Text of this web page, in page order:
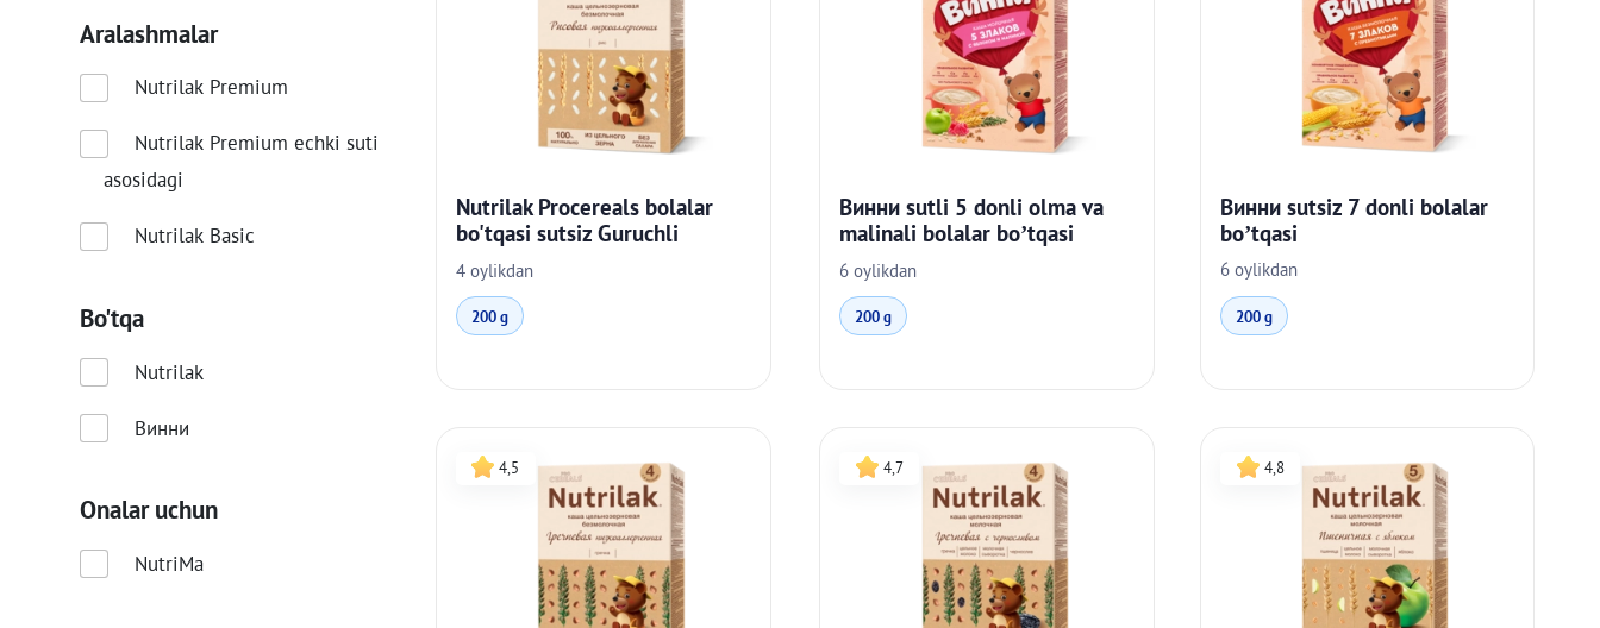
Аralashmalar
Nutrilak Premium
Nutrilak Premium echki suti
asosidagi
Nutrilak Basic
Bo'tqa
Nutrilak
Винни
Onalar uchun
NutriMa
Nutrilak Procereals bolalar
bo'tqasi sutsiz Guruchli
4 oylikdan
200 g
Винни sutli 5 donli olma va
malinali bolalar bo’tqasi
6 oylikdan
200 g
Винни sutsiz 7 donli bolalar
bo’tqasi
6 oylikdan
200 g
4,5 4,7 4,8